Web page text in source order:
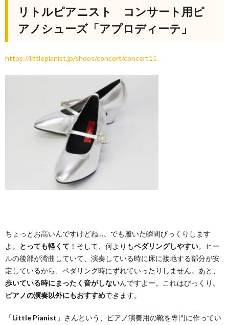
リトルピアニスト コンサート用ピ
アノシューズ「アプロディーテ」
https://littlepianist.jp/shoes/concert/concert11
ちょっとお高いんですけどね…。でも履いた瞬間びっくりします
よ。
とっても軽くて ！そして、何よりもペダリングしやすい。ヒー
ルの後部が湾曲していて、演奏している時に床に接地する部分が安
定しているから、ペダリング時にずれていったりしません。あと、
歩いている時にまったく音がしないんですよー。これはびっくり。
ピアノの演奏以外にもおすすめできます。
「Little Pianist 」さんという、ピアノ演奏用の靴を専門に作ってい